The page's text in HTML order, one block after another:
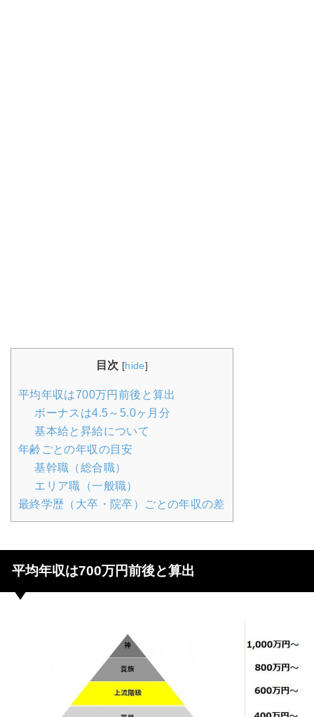
目次 [hide]
平均年収は700万円前後と算出
ボーナスは4.5～5.0ヶ月分
基本給と昇給について
年齢ごとの年収の目安
基幹職（総合職）
エリア職（一般職）
最終学歴（大卒・院卒）ごとの年収の差
平均年収は700万円前後と算出